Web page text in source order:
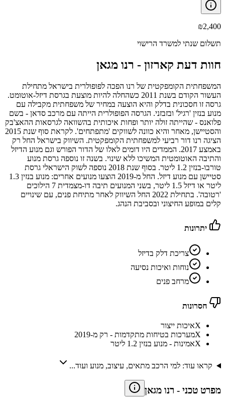
₪2,400
תשלום שנתי למשרד הרישוי
חוות דעת קארזון - רנו מגאן
המשפחתית הקומפקטית של רנו הפכה לפופולרית בישראל מתחילת
העשור הקודם בשנת 2011 כשהחלה להיות מוצעת בגרסת דיזל-אוטומט.
גרסה זו חסכונית בדלק והיא הוצעה במחיר של משפחתית מקבילה עם
מנוע בנזין 'רגיל' ובזבזני. הגרסה הפופולרית הייתה עם מרכב סדאן - בשם
פלואנס - שהייתה זולה יותר ופחות איכותית בהשוואה לגרסאות ההאצ'בק
והסטיישן, מאחר והיא כוונה לשווקים 'מתפתחים'. לקראת סוף שנת 2015
הציגה רנו דור רביעי למשפחתית הקומפקטית. השיווק בישראל החל רק
באמצע 2017. הממדים היו דומים לאלו של הדור הפורש וגם מנוע הדיזל
והתיבה האוטומטית המשיכו ללא שינוי. בשנה זו נוספה גרסת מנוע
טורבו-בנזין 1.2 ליטר. בסוף שנת 2018 נוספה לשוק הישראלי גרסת
סטיישן עם מנוע דיזל. החל מ-2019 הוצעו מנועים אחרים: מנוע בנזין 1.3
ליטר או דיזל 1.5 ליטר, בשני המנועים תיבה דו-מצמדית 7 הילוכים
'רטובה'. בתחילת 2022 החל השיווק לאחר מתיחת פנים, עם שינויים
קלים במופע החיצוני ובסביבת הנהג.
יתרונות
צריכת דלק בדיזל
נוחות ואיכות נסיעה
מרחב פנים
חסרונות
Xאיכות ייצור
Xמערכות בטיחות מתקדמות - רק מ-2019
Xאמינות - מנוע בנזין 1.2 ליטר
קראו עוד: למי הרכב מתאים, עיצוב, מנוע ועוד...
מפרט טכני - רנו מגאן